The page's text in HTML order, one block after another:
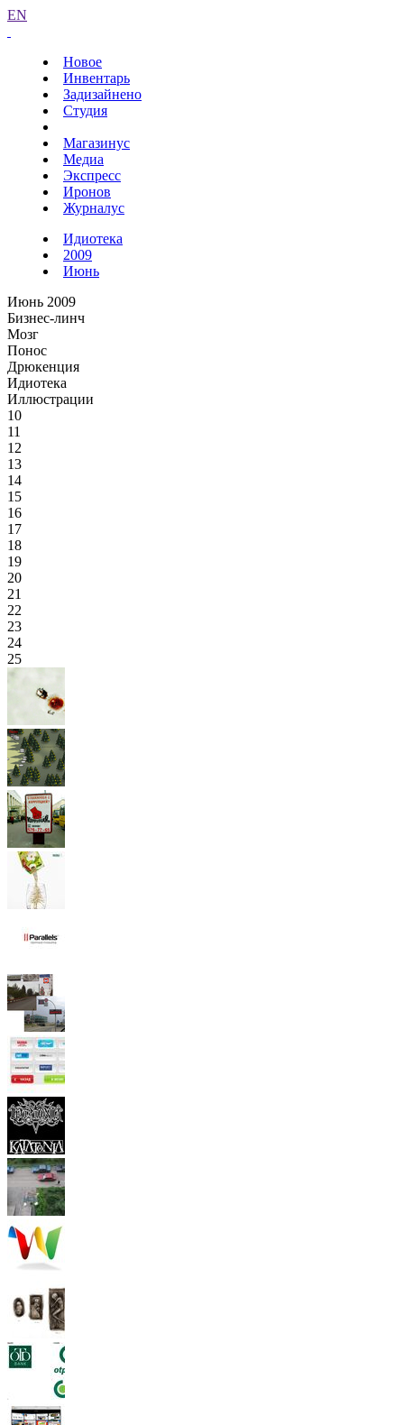
EN
Новое
Инвентарь
Задизайнено
Студия
Магазинус
Медиа
Экспресс
Иронов
Журналус
Идиотека
2009
Июнь
Июнь 2009
Бизнес-линч
Мозг
Понос
Дрюкенция
Идиотека
Иллюстрации
10
11
12
13
14
15
16
17
18
19
20
21
22
23
24
25